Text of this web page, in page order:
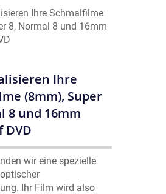
Ihre
(8mm), Super
8 und 16mm
DVD
wir eine spezielle
Ihr Film wird also